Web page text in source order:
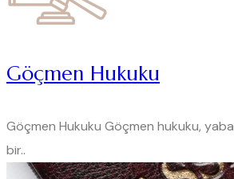
Göçmen Hukuku
Göçmen Hukuku Göçmen hukuku,
bir..